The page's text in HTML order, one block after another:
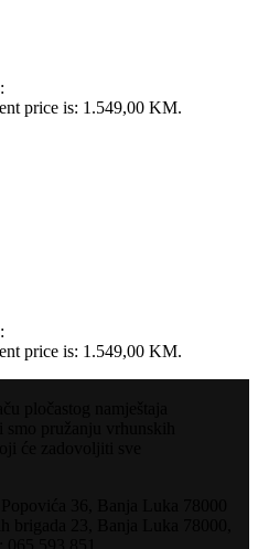
price is: 1.549,00 KM.
price is: 1.549,00 KM.